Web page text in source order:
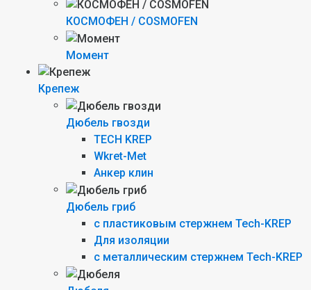
КОСМОФЕН / COSMOFEN
Момент
Крепеж
Дюбель гвозди
TECH KREP
Wkret-Met
Анкер клин
Дюбель гриб
c пластиковым стержнем Tech-KREP
Для изоляции
с металлическим стержнем Tech-KREP